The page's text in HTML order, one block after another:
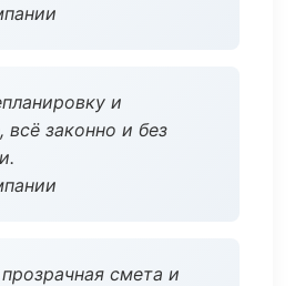
и
всё законно и без
смета и